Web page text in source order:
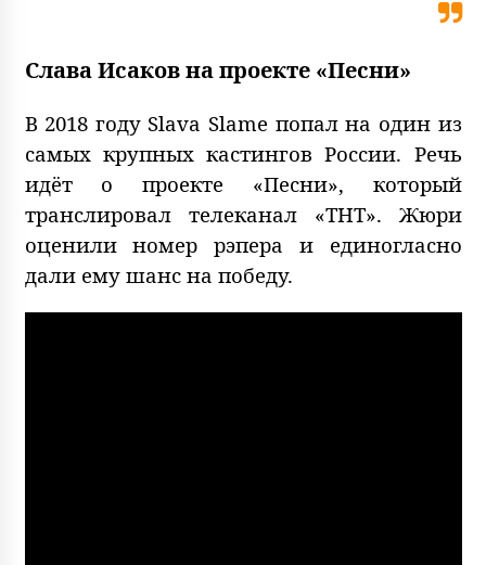
Слава Исаков на проекте «Песни»
В 2018 году Slava Slame попал на один из
самых крупных кастингов России. Речь
идёт о проекте «Песни», который
транслировал телеканал «ТНТ». Жюри
оценили номер рэпера и единогласно
дали ему шанс на победу.